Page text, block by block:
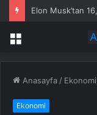
Elon Musk’tan
Menü
Anasayfa / Ekonomi
Ekonomi